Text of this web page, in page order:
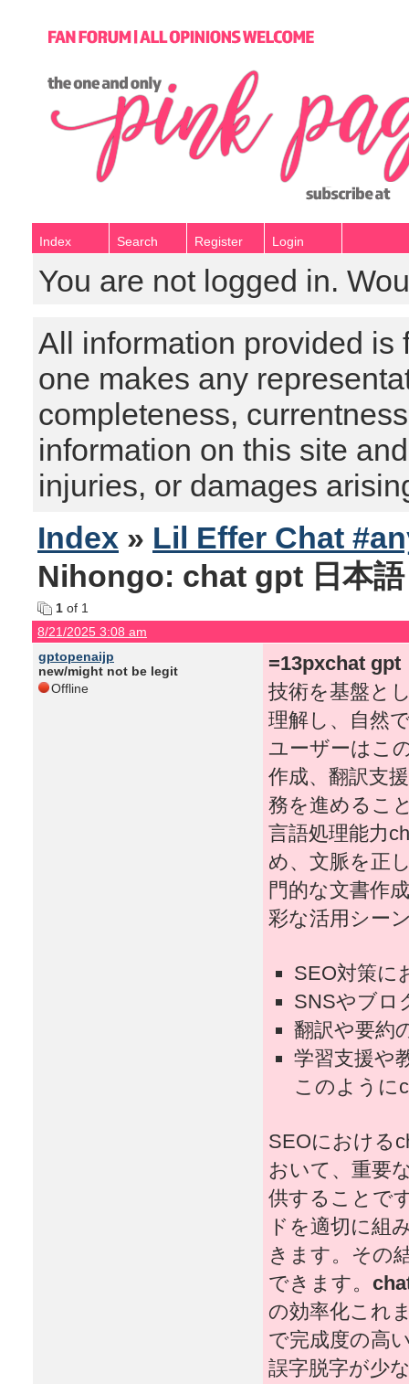
Index Search Register Login
You are not logged in.
All information provided is
one makes any
completeness,
information on this site
injuries, or damages
Index » Lil Effer Chat
Nihongo: chat gpt 日本
1 of 1
8/21/2025 3:08 am
gptopenaijp
new/might not be legit
Offline
=13pxchat gpt
技術を基盤と
理解し、自然
ユーザーはこ
作成、翻訳支
務を進めるこ
言語処理能力
め、文脈を正
門的な文書作
彩な活用シー
SEO対策に
SNSやブロ
翻訳や要約
学習支援や
このように
SEOにおける
おいて、重要
供することで
ドを適切に組
きます。その
できます。
の効率化これ
で完成度の高
誤字脱字が少